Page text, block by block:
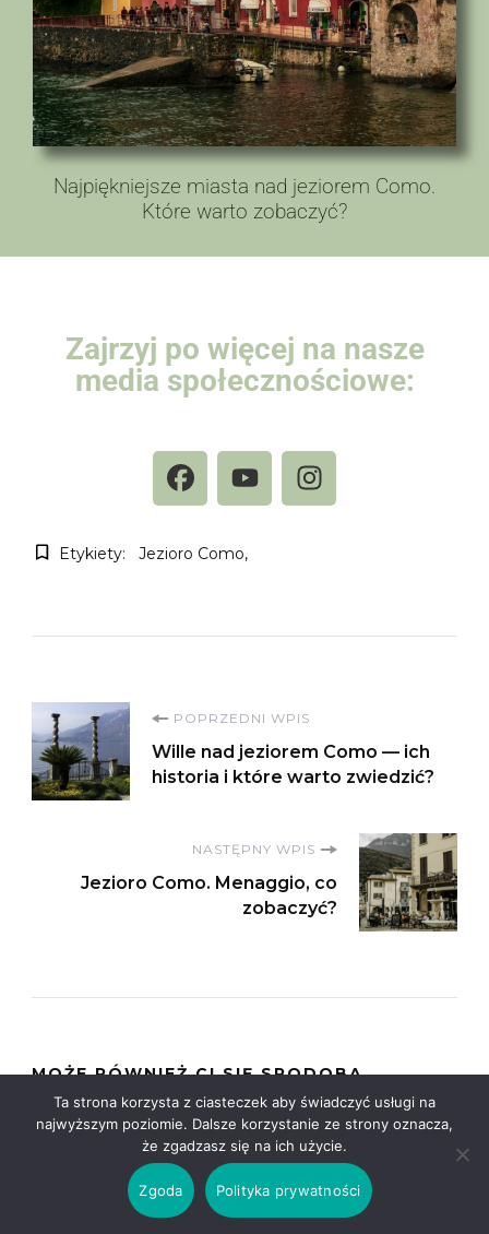
Najpiękniejsze miasta nad jeziorem Como.
Które warto zobaczyć?
Zajrzyj po więcej na nasze
media społecznościowe:
Etykiety: Jezioro Como
POPRZEDNI WPIS
Wille nad jeziorem Como — ich
historia i które warto zwiedzić?
NASTĘPNY WPIS
Jezioro Como. Menaggio, co
zobaczyć?
MOŻE RÓWNIEŻ CI SIĘ SPODOBA
Ta strona korzysta z ciasteczek aby świadczyć usługi na
najwyższym poziomie. Dalsze korzystanie ze strony oznacza,
że zgadzasz się na ich użycie.
Zgoda Polityka prywatności